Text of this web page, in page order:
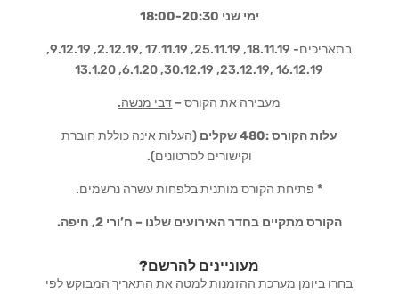
ימי שני 18:00-20:30
בתאריכים- 18.11.19, 25.11.19, 17.11.19 ,2.12.19, 9.12.19,
16.12.19 ,23.12.19, 30.12.19, 6.1.20, 13.1.20
מעבירה את הקורס – דבי מנשה.
עלות הקורס :480 שקלים (העלות אינה כוללת חוברת
וקישורים לסרטונים).
* פתיחת הקורס מותנית בלפחות עשרה נרשמים.
הקורס מתקיים בחדר האירועים שלנו – ח’ורי 2, חיפה.
מעוניינים להרשם?
בחרו ביומן מערכת ההזמנות למטה את התאריך המבוקש לפי